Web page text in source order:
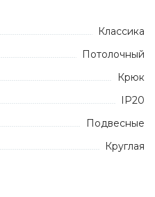
Классика
Потолочный
Крюк
IP20
Подвесные
Круглая